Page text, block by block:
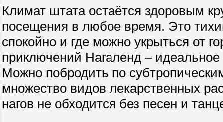
Климат штата остаётся здоровым
посещения в любое время. Это
спокойно и где можно укрыться от
приключений Нагаленд –
Можно побродить по
множество видов лекарственных
нагов не обходится без песен и